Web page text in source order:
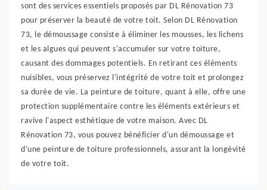
sont des services essentiels proposés par DL Rénovation 73
pour préserver la beauté de votre toit. Selon DL Rénovation
73, le démoussage consiste à éliminer les mousses, les lichens
et les algues qui peuvent s'accumuler sur votre toiture,
causant des dommages potentiels. En retirant ces éléments
nuisibles, vous préservez l'intégrité de votre toit et prolongez
sa durée de vie. La peinture de toiture, quant à elle, offre une
protection supplémentaire contre les éléments extérieurs et
ravive l'aspect esthétique de votre maison. Avec DL
Rénovation 73, vous pouvez bénéficier d'un démoussage et
d'une peinture de toiture professionnels, assurant la longévité
de votre toit.